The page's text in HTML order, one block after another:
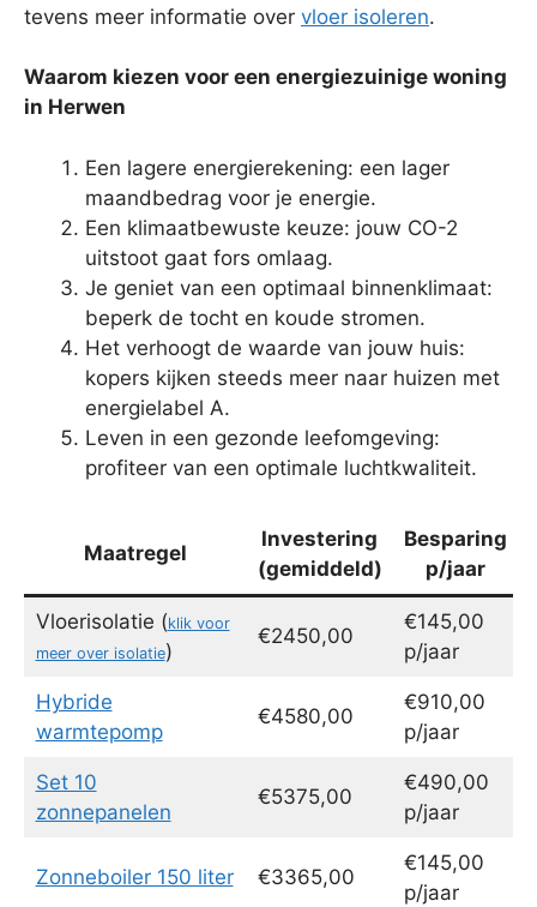
tevens meer informatie over vloer isoleren.
Waarom kiezen voor een energiezuinige woning
in Herwen
Een lagere energierekening: een lager
maandbedrag voor je energie.
Een klimaatbewuste keuze: jouw CO-2
uitstoot gaat fors omlaag.
Je geniet van een optimaal binnenklimaat:
beperk de tocht en koude stromen.
Het verhoogt de waarde van jouw huis:
kopers kijken steeds meer naar huizen met
energielabel A.
Leven in een gezonde leefomgeving:
profiteer van een optimale luchtkwaliteit.
Maatregel
Investering
(gemiddeld)
Besparing
p/jaar
Vloerisolatie (klik voor
meer over isolatie)
€2450,00
€145,00
p/jaar
Hybride
warmtepomp
€4580,00
€910,00
p/jaar
Set 10
zonnepanelen
€5375,00
€490,00
p/jaar
Zonneboiler 150 liter €3365,00
€145,00
p/jaar